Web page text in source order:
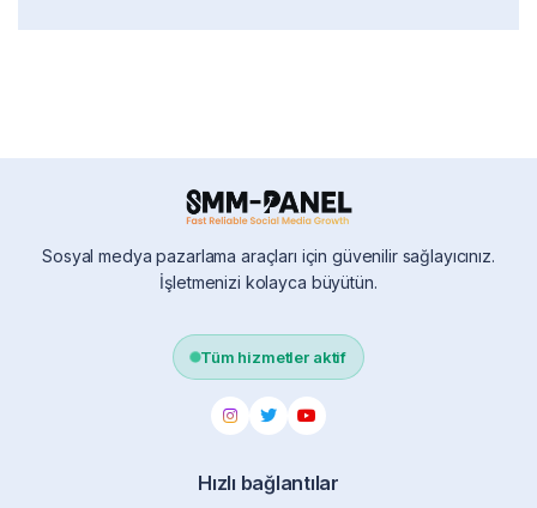
Sosyal medya pazarlama araçları için güvenilir sağlayıcınız.
İşletmenizi kolayca büyütün.
Tüm hizmetler aktif
Hızlı bağlantılar